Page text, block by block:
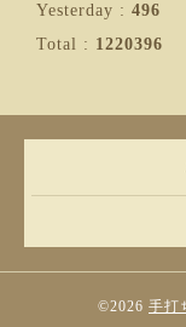
Yesterday : 496
Total : 1220396
©2026 手打